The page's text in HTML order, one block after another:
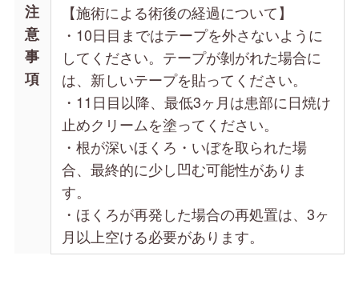
注
意
事
項
【施術による術後の経過について】
・10日目まではテープを外さないように
してください。テープが剝がれた場合に
は、新しいテープを貼ってください。
・11日目以降、最低3ヶ月は患部に日焼け
止めクリームを塗ってください。
・根が深いほくろ・いぼを取られた場
合、最終的に少し凹む可能性がありま
す。
・ほくろが再発した場合の再処置は、3ヶ
月以上空ける必要があります。